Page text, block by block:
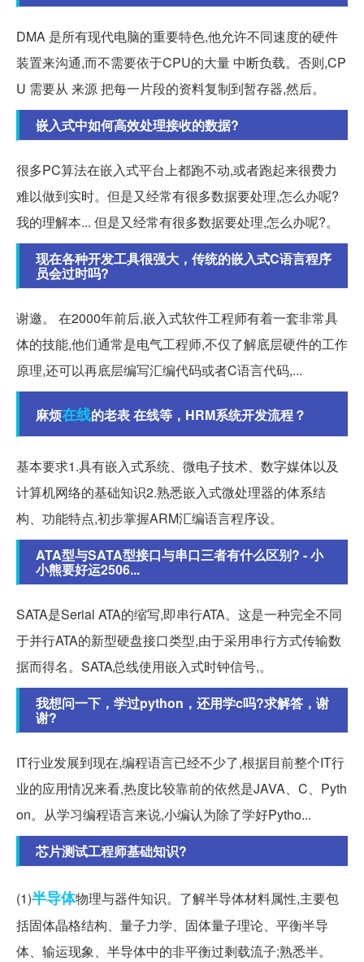
DMA 是所有现代电脑的重要特色,他允许不同速度的硬件
装置来沟通,而不需要依于CPU的大量 中断负载。否则,CP
U 需要从 来源 把每一片段的资料复制到暂存器,然后。
嵌入式中如何高效处理接收的数据?
很多PC算法在嵌入式平台上都跑不动,或者跑起来很费力
难以做到实时。但是又经常有很多数据要处理,怎么办呢?
我的理解本... 但是又经常有很多数据要处理,怎么办呢?。
现在各种开发工具很强大，传统的嵌入式C语言程序
员会过时吗?
谢邀。 在2000年前后,嵌入式软件工程师有着一套非常具
体的技能,他们通常是电气工程师,不仅了解底层硬件的工作
原理,还可以再底层编写汇编代码或者C语言代码,...
麻烦在线的老表 在线等，HRM系统开发流程？
基本要求1.具有嵌入式系统、微电子技术、数字媒体以及
计算机网络的基础知识2.熟悉嵌入式微处理器的体系结
构、功能特点,初步掌握ARM汇编语言程序设。
ATA型与SATA型接口与串口三者有什么区别? - 小
小熊要好运2506...
SATA是Serial ATA的缩写,即串行ATA。这是一种完全不同
于并行ATA的新型硬盘接口类型,由于采用串行方式传输数
据而得名。SATA总线使用嵌入式时钟信号,。
我想问一下，学过python，还用学c吗?求解答，谢
谢?
IT行业发展到现在,编程语言已经不少了,根据目前整个IT行
业的应用情况来看,热度比较靠前的依然是JAVA、C、Pyth
on。从学习编程语言来说,小编认为除了学好Pytho...
芯片测试工程师基础知识?
(1)半导体物理与器件知识。了解半导体材料属性,主要包
括固体晶格结构、量子力学、固体量子理论、平衡半导
体、输运现象、半导体中的非平衡过剩载流子;熟悉半。